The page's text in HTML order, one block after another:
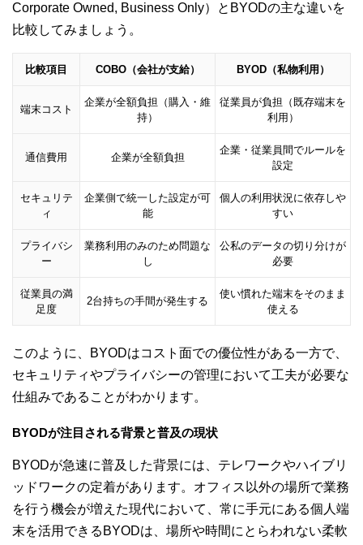
Corporate Owned, Business Only）とBYODの主な違いを
比較してみましょう。
比較項目 COBO（会社が支給） BYOD（私物利用）
端末コスト
企業が全額負担（購入・維
持）
従業員が負担（既存端末を
利用）
通信費用 企業が全額負担
企業・従業員間でルールを
設定
セキュリテ
ィ
企業側で統一した設定が可
能
個人の利用状況に依存しや
すい
プライバシ
ー
業務利用のみのため問題な
し
公私のデータの切り分けが
必要
従業員の満
足度
2台持ちの手間が発生する
使い慣れた端末をそのまま
使える
このように、BYODはコスト面での優位性がある一方で、
セキュリティやプライバシーの管理において工夫が必要な
仕組みであることがわかります。
BYODが注目される背景と普及の現状
BYODが急速に普及した背景には、テレワークやハイブリ
ッドワークの定着があります。オフィス以外の場所で業務
を行う機会が増えた現代において、常に手元にある個人端
末を活用できるBYODは、場所や時間にとらわれない柔軟